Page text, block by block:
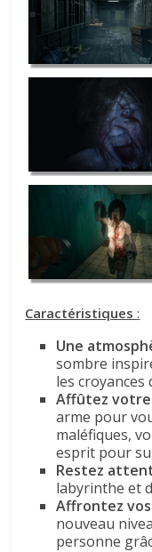
Caractéristiques:
Une
sombre
les croyances
Affûtez votre
arme pour
maléfiques,
esprit pour
Restez
labyrinthe et
Affrontez
nouveau
personne